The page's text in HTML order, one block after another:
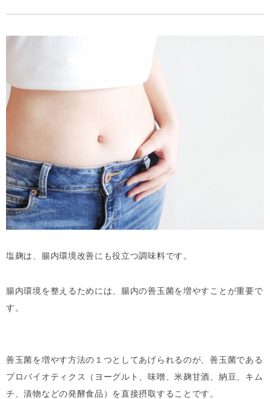
塩麹は、腸内環境改善にも役立つ調味料です。
腸内環境を整えるためには、腸内の善玉菌を増やすことが重要で
す。
善玉菌を増やす方法の１つとしてあげられるのが、善玉菌である
プロバイオティクス（ヨーグルト、味噌、米麹甘酒、納豆、キム
チ、漬物などの発酵食品）を直接摂取することです。